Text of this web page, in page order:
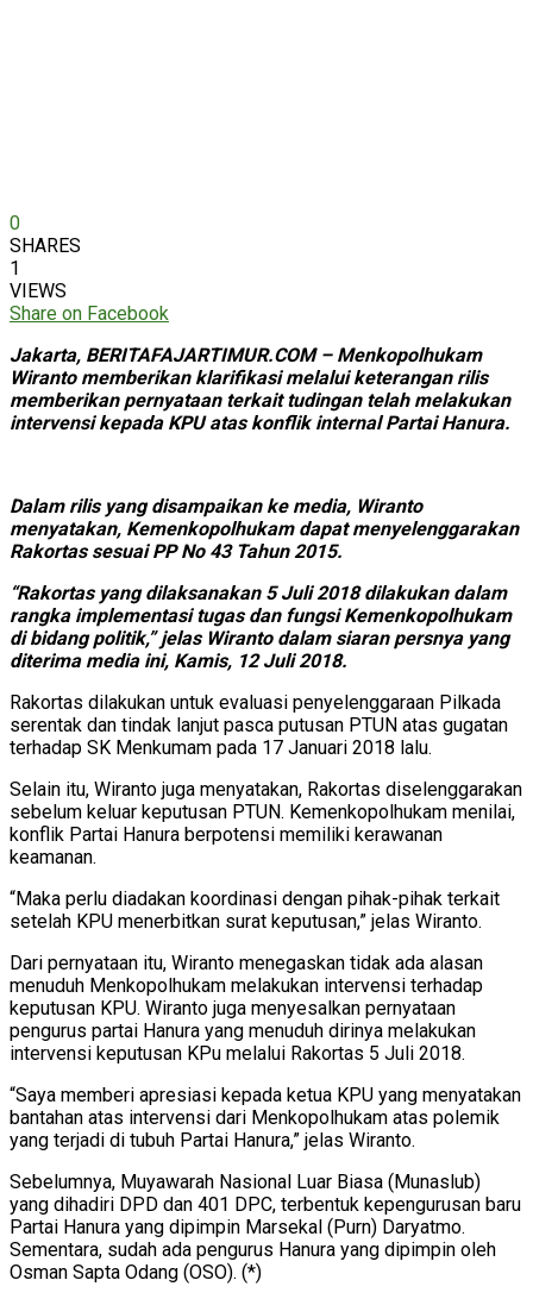
0
SHARES
1
VIEWS
Share on Facebook
Jakarta, BERITAFAJARTIMUR.COM – Menkopolhukam
Wiranto memberikan klarifikasi melalui keterangan rilis
memberikan pernyataan terkait tudingan telah melakukan
intervensi kepada KPU atas konflik internal Partai Hanura.
Dalam rilis yang disampaikan ke media, Wiranto
menyatakan, Kemenkopolhukam dapat menyelenggarakan
Rakortas sesuai PP No 43 Tahun 2015.
“Rakortas yang dilaksanakan 5 Juli 2018 dilakukan dalam
rangka implementasi tugas dan fungsi Kemenkopolhukam
di bidang politik,” jelas Wiranto dalam siaran persnya yang
diterima media ini, Kamis, 12 Juli 2018.
Rakortas dilakukan untuk evaluasi penyelenggaraan Pilkada
serentak dan tindak lanjut pasca putusan PTUN atas gugatan
terhadap SK Menkumam pada 17 Januari 2018 lalu.
Selain itu, Wiranto juga menyatakan, Rakortas diselenggarakan
sebelum keluar keputusan PTUN. Kemenkopolhukam menilai,
konflik Partai Hanura berpotensi memiliki kerawanan
keamanan.
“Maka perlu diadakan koordinasi dengan pihak-pihak terkait
setelah KPU menerbitkan surat keputusan,” jelas Wiranto.
Dari pernyataan itu, Wiranto menegaskan tidak ada alasan
menuduh Menkopolhukam melakukan intervensi terhadap
keputusan KPU. Wiranto juga menyesalkan pernyataan
pengurus partai Hanura yang menuduh dirinya melakukan
intervensi keputusan KPu melalui Rakortas 5 Juli 2018.
“Saya memberi apresiasi kepada ketua KPU yang menyatakan
bantahan atas intervensi dari Menkopolhukam atas polemik
yang terjadi di tubuh Partai Hanura,” jelas Wiranto.
Sebelumnya, Muyawarah Nasional Luar Biasa (Munaslub)
yang dihadiri DPD dan 401 DPC, terbentuk kepengurusan baru
Partai Hanura yang dipimpin Marsekal (Purn) Daryatmo.
Sementara, sudah ada pengurus Hanura yang dipimpin oleh
Osman Sapta Odang (OSO). (*)